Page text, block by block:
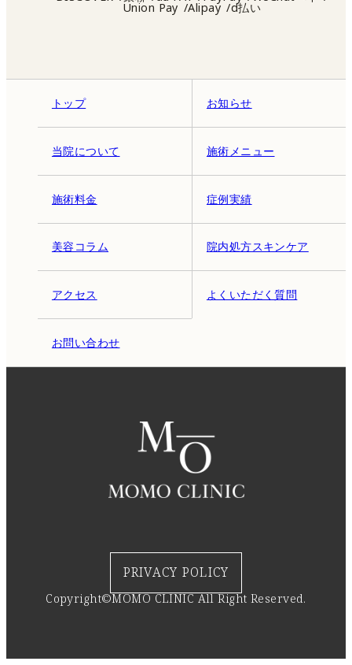
トップ お知らせ
当院について 施術メニュー
施術料金 症例実績
美容コラム 院内処方スキンケア
アクセス よくいただく質問
お問い合わせ
Union Pay Alipay d払い
PRIVACY POLICY
Copyright©MOMO CLINIC All Right Reserved.